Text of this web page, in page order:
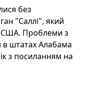
без
"Саллі", який
США. Проблеми з
штатах Алабама
з посиланням на